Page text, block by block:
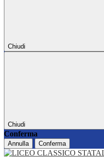
Chiudi
Chiudi
Conferma
Annulla Conferma